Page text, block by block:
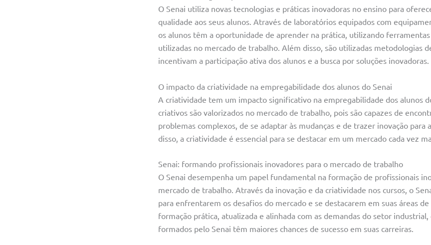
O Senai utiliza novas tecnologias e práticas inovadoras no ensino para
qualidade aos seus alunos. Através de laboratórios equipados com
os alunos têm a oportunidade de aprender na prática, utilizando
utilizadas no mercado de trabalho. Além disso, são utilizadas metodologias
incentivam a participação ativa dos alunos e a busca por soluções inovadoras.
O impacto da criatividade na empregabilidade dos alunos do Senai
A criatividade tem um impacto significativo na empregabilidade dos alunos
criativos são valorizados no mercado de trabalho, pois são capazes de
problemas complexos, de se adaptar às mudanças e de trazer inovação para
disso, a criatividade é essencial para se destacar em um mercado cada vez
Senai: formando profissionais inovadores para o mercado de trabalho
O Senai desempenha um papel fundamental na formação de profissionais
mercado de trabalho. Através da inovação e da criatividade nos cursos, o
para enfrentarem os desafios do mercado e se destacarem em suas áreas de
formação prática, atualizada e alinhada com as demandas do setor
formados pelo Senai têm maiores chances de sucesso em suas carreiras.